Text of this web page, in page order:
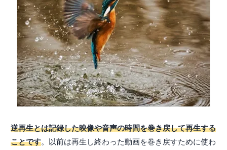
逆再生とは記録した映像や音声の時間を巻き戻して再生する
ことです。以前は再生し終わった動画を巻き戻すために使わ